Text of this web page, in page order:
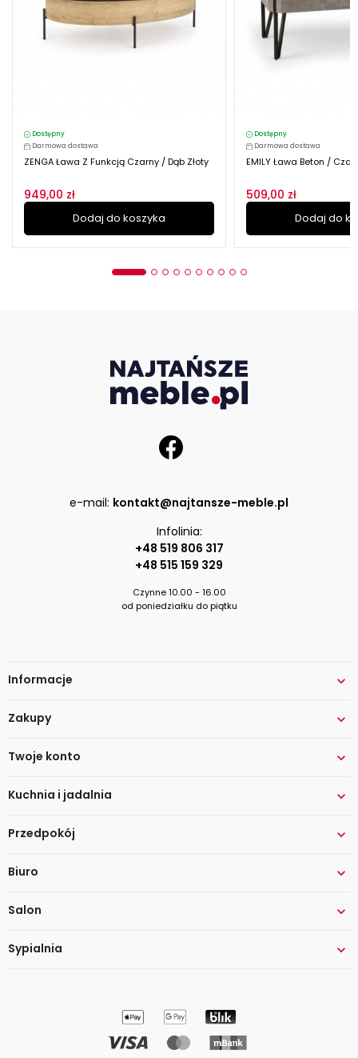
Dostępny
Darmowa dostawa
ZENGA Ława Z Funkcją Czarny / Dąb Złoty
949,00 zł
Dodaj do koszyka
Dostępny
Darmowa dostawa
EMILY Ława Beton /
509,00 zł
Dodaj do
e-mail: kontakt@najtansze-meble.pl
Infolinia:
+48 519 806 317
+48 515 159 329
Czynne 10.00 - 16.00
od poniedziałku do piątku
Informacje 
Zakupy 
Twoje konto 
Kuchnia i jadalnia 
Przedpokój 
Biuro 
Salon 
Sypialnia 